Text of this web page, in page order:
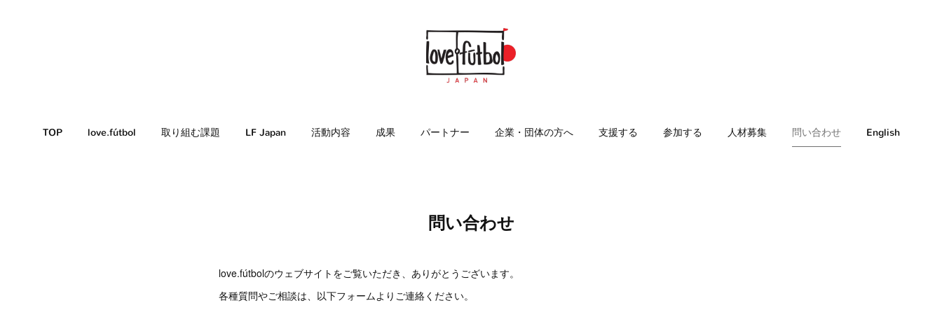
TOP love.fútbol 取り組む課題 LF Japan 活動内容 成果 パートナー 企業・団体の方へ 支援する 参加する 人材募集 問い合わせ English
問い合わせ
love.fútbolのウェブサイトをご覧いただき、ありがとうございます。
各種質問やご相談は、以下フォームよりご連絡ください。